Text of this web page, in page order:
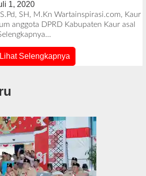
1, 2020o
l
e
h
e
d
SH, M.Kn Wartainspirasi.com, Kaur
anggota DPRD Kabupaten Kaur asal
Lihat Selengkapnya